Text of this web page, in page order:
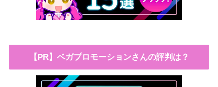
【PR】ベガプロモーションさんの評判は？